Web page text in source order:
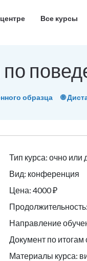
Все курсы
образца 🌐
Тип курса: очно или
Вид: конференция
Цена: 4000 ₽
Направление
Документ по
Материалы курса: